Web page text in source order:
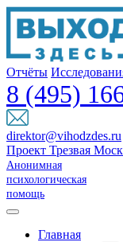
Отчёты
8 (495)
direktor@vihodzdes.ru
Проект Трезвая
Анонимная
психологическая
помощь
Главная